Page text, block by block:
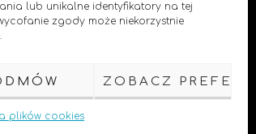
lub unikalne identyfikatory na tej
zgody może niekorzystnie
ZOBACZ
plików cookies